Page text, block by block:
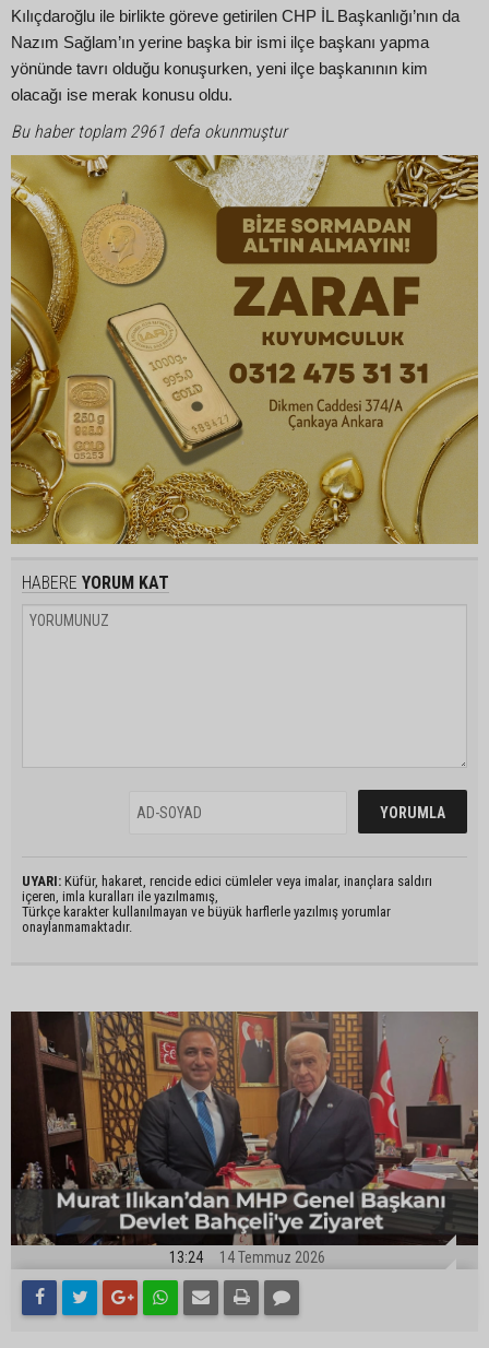
Kılıçdaroğlu ile birlikte göreve getirilen CHP İL Başkanlığı’nın da
Nazım Sağlam’ın yerine başka bir ismi ilçe başkanı yapma
yönünde tavrı olduğu konuşurken, yeni ilçe başkanının kim
olacağı ise merak konusu oldu.
Bu haber toplam 2961 defa okunmuştur
HABERE YORUM KAT
UYARI: Küfür, hakaret, rencide edici cümleler veya imalar, inançlara saldırı
içeren, imla kuralları ile yazılmamış,
Türkçe karakter kullanılmayan ve büyük harflerle yazılmış yorumlar
onaylanmamaktadır.
13:24 14 Temmuz 2026